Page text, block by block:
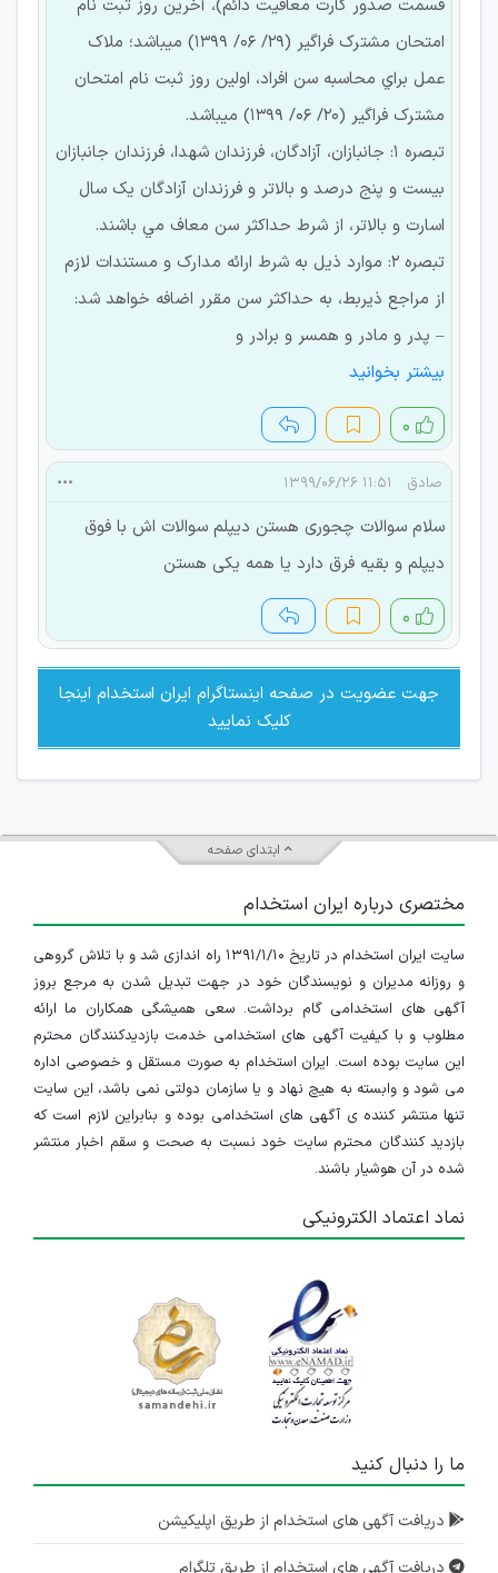
قسمت صدور كارت معافيت دائم)، آخرين روز ثبت نام
امتحان مشترك فراگير (29/ 06/ 1399) ميباشد؛ ملاك
عمل براي محاسبه سن افراد، اولين روز ثبت نام امتحان
مشترك فراگير (20/ 06/ 1399) ميباشد.
تبصره 1: جانبازان، آزادگان، فرزندان شهدا، فرزندان جانبازان
بيست و پنج درصد و بالاتر و فرزندان آزادگان يك سال
اسارت و بالاتر، از شرط حداكثر سن معاف مي باشند.
تبصره 2: موارد ذيل به شرط ارائه مدارک و مستندات لازم
از مراجع ذيربط، به حداكثر سن مقرر اضافه خواهد شد:
– پدر و مادر و همسر و برادر و
بیشتر بخوانید
۰
صادق ۱۱:۵۱ ۱۳۹۹/۰۶/۲۶
سلام سوالات چجوری هستن دیپلم سوالات اش با فوق
دیپلم و بقیه فرق دارد یا همه یکی هستن
۰
جهت عضویت در صفحه اینستاگرام ایران استخدام اینجا
کلیک نمایید
ابتدای صفحه
مختصری درباره ایران استخدام
سایت ایران استخدام در تاریخ ۱۳۹۱/۱/۱۰ راه اندازی شد و با تلاش گروهی
و روزانه مدیران و نویسندگان خود در جهت تبدیل شدن به مرجع بروز
آگهی های استخدامی گام برداشت. سعی همیشگی همکاران ما ارائه
مطلوب و با کیفیت آگهی های استخدامی خدمت بازدیدکنندگان محترم
این سایت بوده است. ایران استخدام به صورت مستقل و خصوصی اداره
می شود و وابسته به هیچ نهاد و یا سازمان دولتی نمی باشد، این سایت
تنها منتشر کننده ی آگهی های استخدامی بوده و بنابراین لازم است که
بازدید کنندگان محترم سایت خود نسبت به صحت و سقم اخبار منتشر
شده در آن هوشیار باشند.
نماد اعتماد الکترونیکی
ما را دنبال کنید
دریافت آگهی های استخدام از طریق اپلیکیشن
دریافت آگهی های استخدام از طریق تلگرام